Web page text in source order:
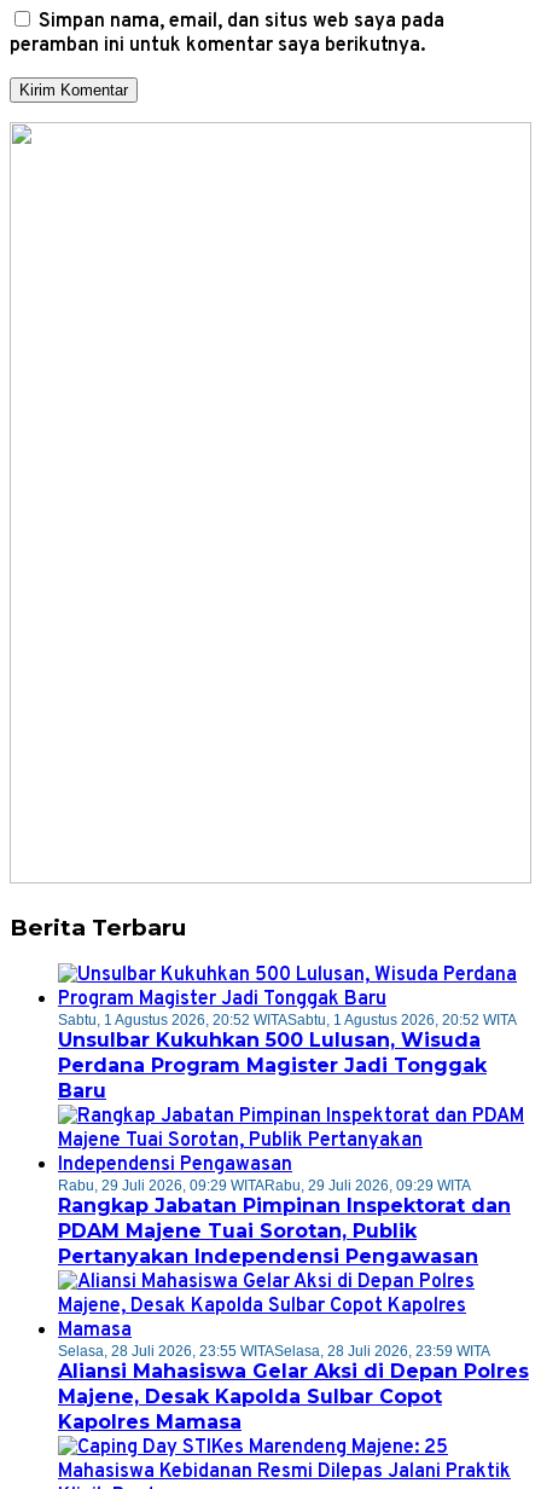
Simpan nama, email, dan situs web saya pada
peramban ini untuk komentar saya berikutnya.
Berita Terbaru
Sabtu, 1 Agustus 2026, 20:52 WITASabtu, 1 Agustus 2026, 20:52 WITA
Unsulbar Kukuhkan 500 Lulusan, Wisuda
Perdana Program Magister Jadi Tonggak
Baru
Rabu, 29 Juli 2026, 09:29 WITARabu, 29 Juli 2026, 09:29 WITA
Rangkap Jabatan Pimpinan Inspektorat dan
PDAM Majene Tuai Sorotan, Publik
Pertanyakan Independensi Pengawasan
Selasa, 28 Juli 2026, 23:55 WITASelasa, 28 Juli 2026, 23:59 WITA
Aliansi Mahasiswa Gelar Aksi di Depan Polres
Majene, Desak Kapolda Sulbar Copot
Kapolres Mamasa